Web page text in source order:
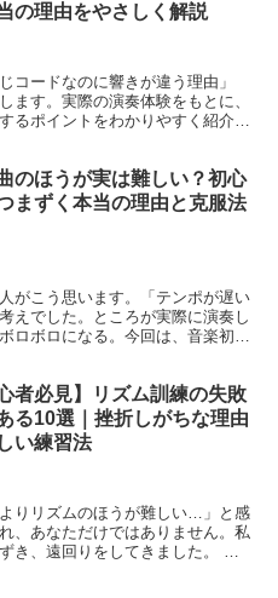
の理由をやさしく解説
コードなのに響きが違う理由」
ます。実際の演奏体験をもとに、
るポイントをわかりやすく紹介し
のほうが実は難しい？初心
まずく本当の理由と克服法
がこう思います。「テンポが遅い
えでした。ところが実際に演奏し
ロボロになる。今回は、音楽初心
心者必見】リズム訓練の失敗
る10選｜挫折しがちな理由
い練習法
りリズムのほうが難しい…」と感
、あなただけではありません。私
き、遠回りをしてきました。 こ